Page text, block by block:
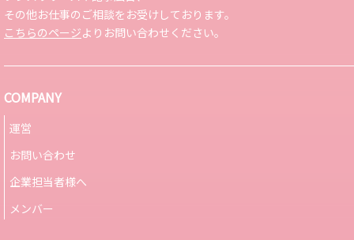
その他お仕事のご相談をお受けしております。
こちらのページよりお問い合わせください。
COMPANY
運営
お問い合わせ
企業担当者様へ
メンバー